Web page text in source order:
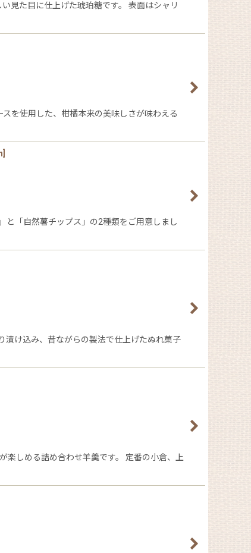
見た目に仕上げた琥珀糖です。 表面はシャリ
を使用した、柑橘本来の美味しさが味わえる
と「自然薯チップス」の2種類をご用意しまし
漬け込み、昔ながらの製法で仕上げたぬれ菓子
楽しめる詰め合わせ羊羹です。 定番の小倉、上